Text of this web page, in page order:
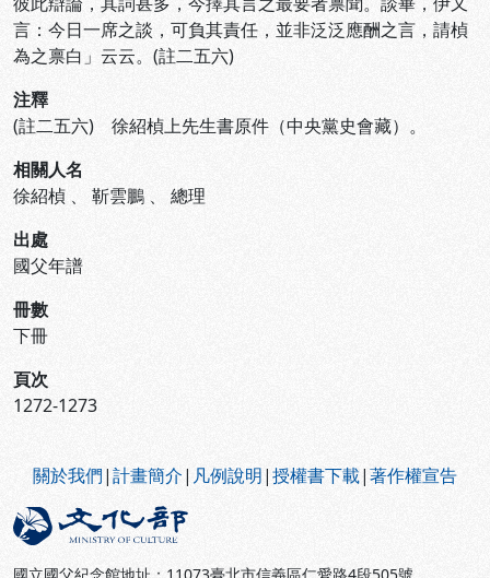
言：今日一席之談，可負其責任，並非泛泛應酬之言，請楨
為之禀白」云云。(註二五六)
注釋
(註二五六) 徐紹楨上先生書原件（中央黨史會藏）。
相關人名
徐紹楨 、 靳雲鵬 、 總理
出處
國父年譜
冊數
下冊
頁次
1272-1273
關於我們|計畫簡介| 凡例說明|授權書下載|著作權宣告